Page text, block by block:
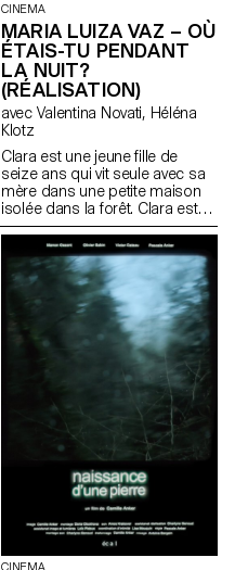
CINEMA
MARIA LUIZA VAZ – OÙ
ÉTAIS-TU PENDANT
LA NUIT?
(RÉALISATION)
avec Valentina Novati, Héléna
Klotz
Clara est une jeune fille de
seize ans qui vit seule avec sa
mère dans une petite maison
isolée dans la forêt. Clara est
pleine de vitalité, mais sa mère,
dépressive, l’empêche de
s’émanciper. La rencontre avec
un mystérieux garçon dans la
forêt va mener Clara à
transgresser son quotidien.